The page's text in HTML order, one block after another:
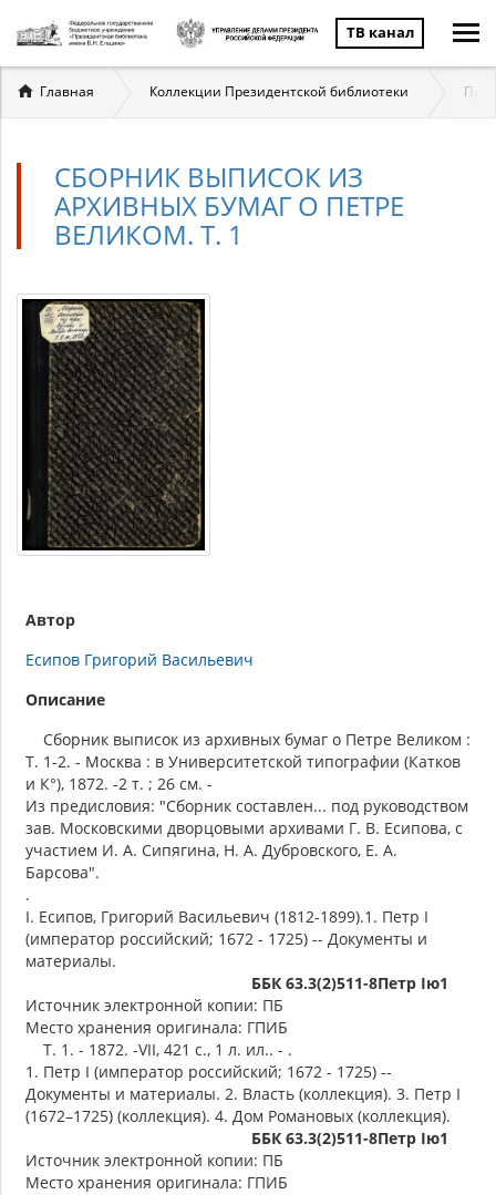
ТВ канал
Вы
здесь
Главная Коллекции Президентской библиотеки
СБОРНИК ВЫПИСОК ИЗ
АРХИВНЫХ БУМАГ О ПЕТРЕ
ВЕЛИКОМ. Т. 1
Автор
Есипов Григорий Васильевич
Описание
Сборник выписок из архивных бумаг о Петре Великом :
Т. 1-2. - Москва : в Университетской типографии (Катков
и К°), 1872. -2 т. ; 26 см. -
Из предисловия: "Сборник составлен... под руководством
зав. Московскими дворцовыми архивами Г. В. Есипова, с
участием И. А. Сипягина, Н. А. Дубровского, Е. А.
Барсова".
.
I. Есипов, Григорий Васильевич (1812-1899).1. Петр I
(император российский; 1672 - 1725) -- Документы и
материалы.
ББК 63.3(2)511-8Петр Iю1
Источник электронной копии: ПБ
Место хранения оригинала: ГПИБ
Т. 1. - 1872. -VII, 421 с., 1 л. ил.. - .
1. Петр I (император российский; 1672 - 1725) --
Документы и материалы. 2. Власть (коллекция). 3. Петр I
(1672–1725) (коллекция). 4. Дом Романовых (коллекция).
ББК 63.3(2)511-8Петр Iю1
Источник электронной копии: ПБ
Место хранения оригинала: ГПИБ